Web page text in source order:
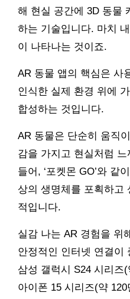
해 현실 공간에 3D 동물
하는 기술입니다. 마치
이 나타나는 것이죠.
AR 동물 앱의 핵심은 사
인식한 실제 환경 위에
합성하는 것입니다.
AR 동물은 단순히 움직
감을 가지고 현실처럼
들어, ‘포켓몬 GO’와 같
상의 생명체를 포획하고
적입니다.
실감 나는 AR 경험을 위
안정적인 인터넷 연결이
삼성 갤럭시 S24 시리즈
아이폰 15 시리즈(약